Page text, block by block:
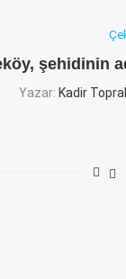
şehidinin
Yazar: Kadir